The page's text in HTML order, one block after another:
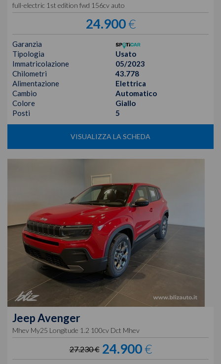
full-electric 1st edition fwd 156cv auto
24.900€
Garanzia
Tipologia
Usato
Immatricolazione
05/2023
Chilometri
43.778
Alimentazione
Elettrica
Cambio
Automatico
Colore
Giallo
Posti
5
VISUALIZZA LA SCHEDA
JeepAvenger
Mhev My25 Longitude 1.2 100cv Dct Mhev
27.230 € 24.900€